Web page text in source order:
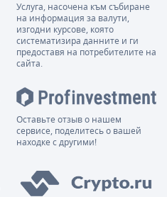
Услуга, насочена към събиране
на информация за валути,
изгодни курсове, която
систематизира данните и ги
предоставя на потребителите на
сайта.
Оставьте отзыв о нашем
сервисе, поделитесь о вашей
находке с другими!